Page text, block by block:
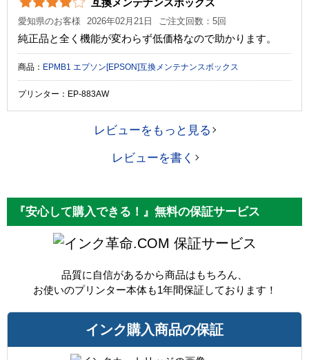
愛知県のお客様 2026年02月21日 ご注文回数：5回
純正品と全く機能が変わらず低価格なので助かります。
商品： EPMB1 エプソン[EPSON]互換メンテナンスボックス
プリンター：EP-883AW
レビューをもっと見る
レビューを書く
『安心して購入できる！』無料の保証サービス
保証サービス
品質に自信があるから商品はもちろん、
お使いのプリンター本体も1年間保証しております！
インク購入商品の保証